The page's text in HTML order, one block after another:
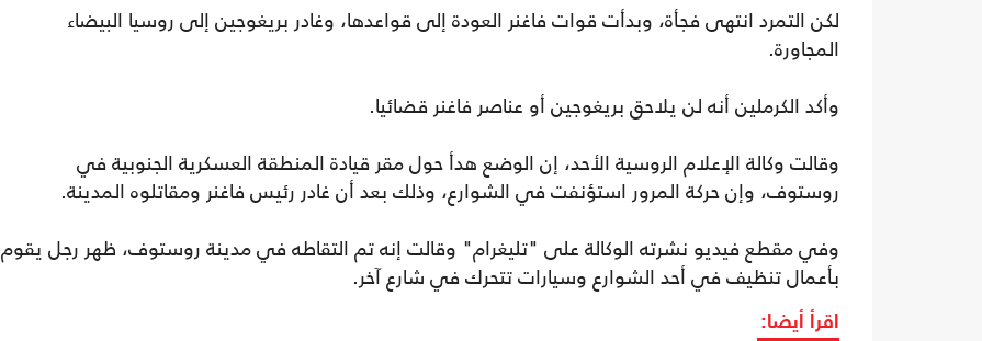
لكن التمرد انتهى فجأة، وبدأت قوات فاغنر العودة إلى قواعدها، وغادر بريغوجين إلى روسيا البيضاء
المجاورة.
وأكد الكرملين أنه لن يلاحق بريغوجين أو عناصر فاغنر قضائيا.
وقالت وكالة الإعلام الروسية الأحد، إن الوضع هدأ حول مقر قيادة المنطقة العسكرية الجنوبية في
روستوف، وإن حركة المرور استؤنفت في الشوارع، وذلك بعد أن غادر رئيس فاغنر ومقاتلوه المدينة.
وفي مقطع فيديو نشرته الوكالة على "تليغرام" وقالت إنه تم التقاطه في مدينة روستوف، ظهر رجل يقوم
بأعمال تنظيف في أحد الشوارع وسيارات تتحرك في شارع آخر.
اقرأ أيضا: